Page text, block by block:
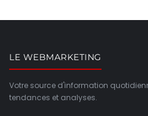
LE WEBMARKETING
Votre source d'information
tendances et analyses.